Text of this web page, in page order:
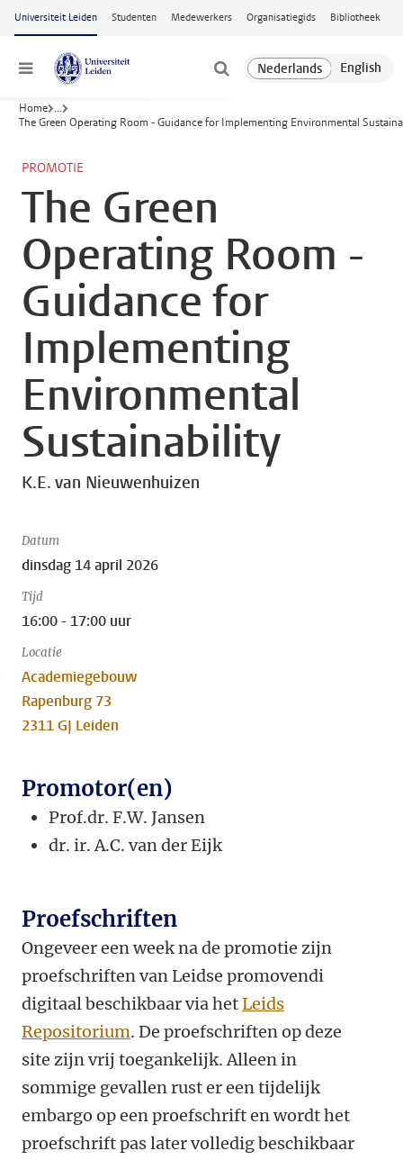
Ga naar hoofdinhoud
Universiteit Leiden Studenten Medewerkers Organisatiegids Bibliotheek
Menu
Home ...
The Green Operating Room - Guidance for Implementing Environmental
PROMOTIE
The Green
Operating Room -
Guidance for
Implementing
Environmental
Sustainability
K.E. van Nieuwenhuizen
Datum
dinsdag 14 april 2026
Tijd
16:00 - 17:00 uur
Locatie
Academiegebouw
Rapenburg 73
2311 GJ Leiden
Promotor(en)
Prof.dr. F.W. Jansen
dr. ir. A.C. van der Eijk
Proefschriften
Ongeveer een week na de promotie zijn
proefschriften van Leidse promovendi
digitaal beschikbaar via hetLeids
Repositorium. De proefschriften op deze
site zijn vrij toegankelijk. Alleen in
sommige gevallen rust er een tijdelijk
embargo op een proefschrift en wordt het
proefschrift pas later volledig beschikbaar